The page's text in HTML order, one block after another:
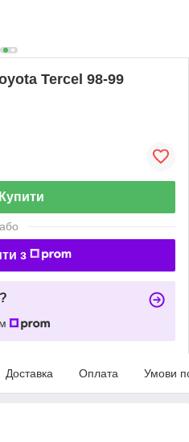
Tercel 98-99
Купити
або
з
Доставка Оплата Умови